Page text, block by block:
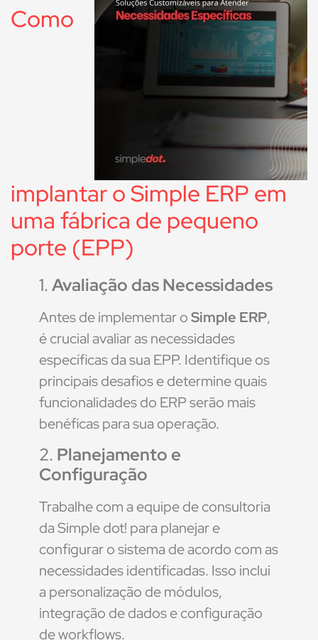
Como
implantar o Simple ERP em
uma fábrica de pequeno
porte (EPP)
1.Avaliação das Necessidades
Antes de implementar oSimple ERP,
é crucial avaliar as necessidades
específicas da sua EPP. Identifique os
principais desafios e determine quais
funcionalidades do ERP serão mais
benéficas para sua operação.
2. Planejamento e
Configuração
Trabalhe com a equipe de consultoria
da Simple dot! para planejar e
configurar o sistema de acordo com as
necessidades identificadas. Isso inclui
a personalização de módulos,
integração de dados e configuração
de workflows.